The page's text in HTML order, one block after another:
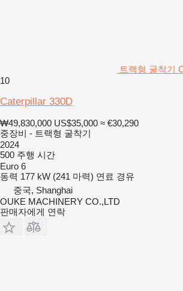
트랙형 굴착기
10
Caterpillar 330D
₩49,830,000 US$35,000 ≈ €30,290
중장비 - 트랙형 굴착기
2024
500 주행 시간
Euro 6
동력 177 kW (241 마력) 연료 경유
중국, Shanghai
OUKE MACHINERY CO.,LTD
판매자에게 연락